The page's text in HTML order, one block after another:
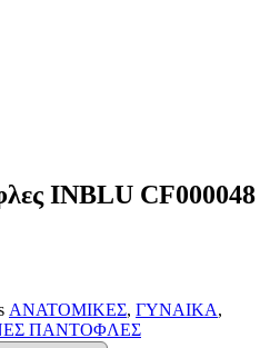
INBLU CF000048
ΑΝΑΤΟΜΙΚΕΣ, ΓΥΝΑΙΚΑ,
ΠΑΝΤΟΦΛΕΣ